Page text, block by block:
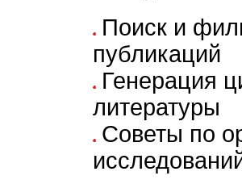
Поиск и
публикаций
Генерация
литературы
Советы по